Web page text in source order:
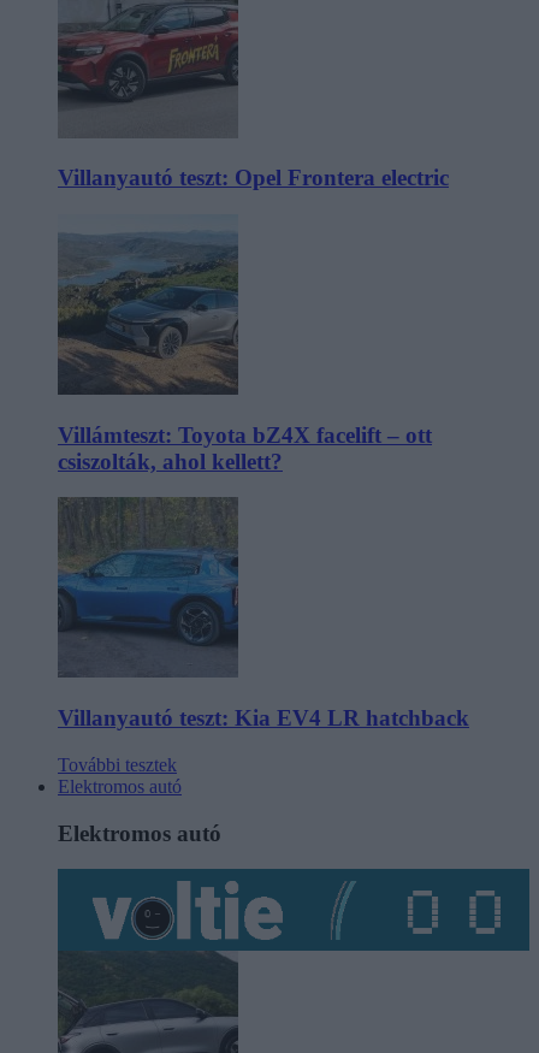
Villanyautó teszt: Opel Frontera electric
Villámteszt: Toyota bZ4X facelift – ott
csiszolták, ahol kellett?
Villanyautó teszt: Kia EV4 LR hatchback
További tesztek
Elektromos autó
Elektromos autó